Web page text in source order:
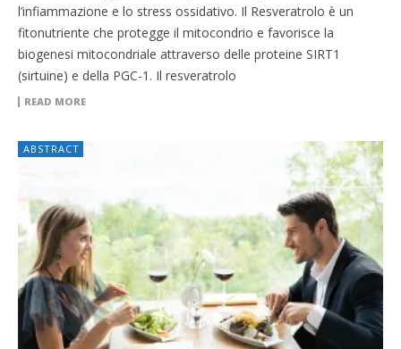
l’infiammazione e lo stress ossidativo. Il Resveratrolo è un
fitonutriente che protegge il mitocondrio e favorisce la
biogenesi mitocondriale attraverso delle proteine SIRT1
(sirtuine) e della PGC-1. Il resveratrolo
READ MORE
ABSTRACT